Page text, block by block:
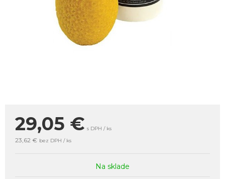
29,05 € s DPH / ks
23,62 € bez DPH / ks
Na sklade